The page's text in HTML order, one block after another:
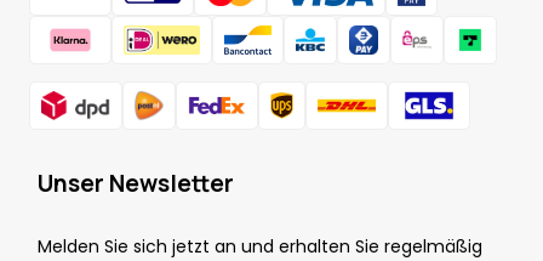
Unser Newsletter
Melden Sie sich jetzt an und erhalten Sie regelmäßig